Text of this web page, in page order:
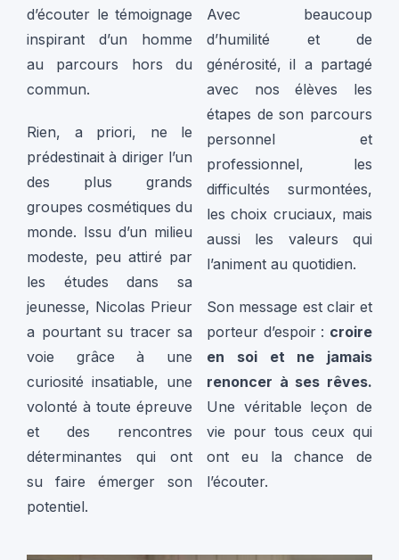
d’écouter le témoignage
inspirant d’un homme
au parcours hors du
commun.
Rien, a priori, ne le
prédestinait à diriger l’un
des plus grands
groupes cosmétiques du
monde. Issu d’un milieu
modeste, peu attiré par
les études dans sa
jeunesse, Nicolas Prieur
a pourtant su tracer sa
voie grâce à une
curiosité insatiable, une
volonté à toute épreuve
et des rencontres
déterminantes qui ont
su faire émerger son
potentiel.
Avec beaucoup
d’humilité et de
générosité, il a partagé
avec nos élèves les
étapes de son parcours
personnel et
professionnel, les
difficultés surmontées,
les choix cruciaux, mais
aussi les valeurs qui
l’animent au quotidien.
Son message est clair et
porteur d’espoir : croire
en soi et ne jamais
renoncer à ses rêves.
Une véritable leçon de
vie pour tous ceux qui
ont eu la chance de
l’écouter.